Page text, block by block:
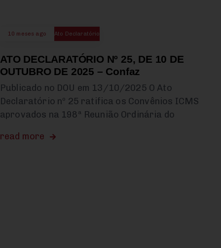
10 meses ago Ato Declaratório
ATO DECLARATÓRIO Nº 25, DE 10 DE
OUTUBRO DE 2025 – Confaz
Publicado no DOU em 13/10/2025 O Ato
Declaratório nº 25 ratifica os Convênios ICMS
aprovados na 198ª Reunião Ordinária do
read more